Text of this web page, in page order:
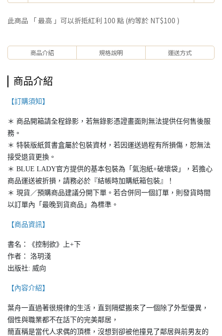
此商品 「 最高 」可以折抵紅利 100 點 (約等於 NT$100 )
商品介紹 規格說明 運送方式
商品介紹
【訂購須知】
＊ 商品開箱請全程錄影，若無錄影憑證畫面則無法提供任何售後服
務。
＊ 特裝版紙質書盒屬於包裝資材，若因運送過程有所損傷，恕無法
接受退貨更換。
＊ BLUE LADY官方提供的基本包裝為「氣泡紙+破壞袋」，若擔心
商品運送被折損，請務必於『結帳時加購紙箱包裝』！
＊ 現貨／預購商品建議分開下單。若合併同一個訂單，則發貨時間
以訂單內「最晚到貨商品」為標準。
【商品資訊】
書名：《控制欲》上+下
作者： 洛玥淺
出版社: 威向
【內容介紹】
葉舟一直過著很規律的生活，直到隔壁搬來了一個除了外型優異，
個性與職業都不在話下的完美鄰居，
簡直稱是當代人求偶的頂標，沒想到卻被他撞見了鄰居與前男友的